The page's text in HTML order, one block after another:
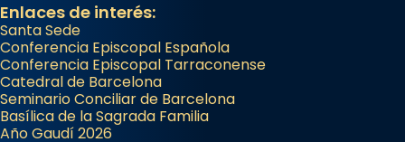
Enlaces de interés:
Santa Sede
Conferencia Episcopal Española
Conferencia Episcopal Tarraconense
Catedral de Barcelona
Seminario Conciliar de Barcelona
Basílica de la Sagrada Familia
Año Gaudí 2026